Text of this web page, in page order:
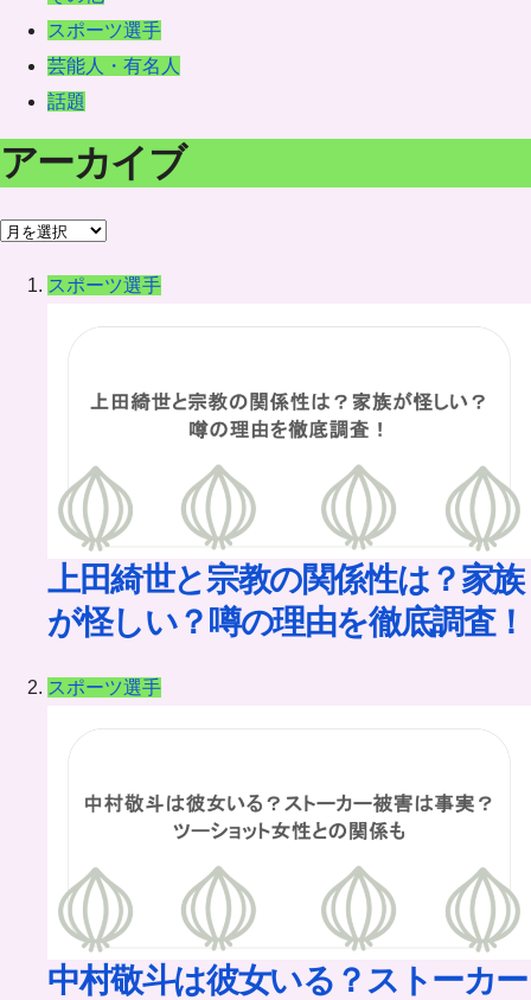
スポーツ選手
芸能人・有名人
話題
アーカイブ
ア
スポーツ選手
上田綺世と宗教の関係性は？家族
が怪しい？噂の理由を徹底調査！
スポーツ選手
中村敬斗は彼女いる？ストーカー